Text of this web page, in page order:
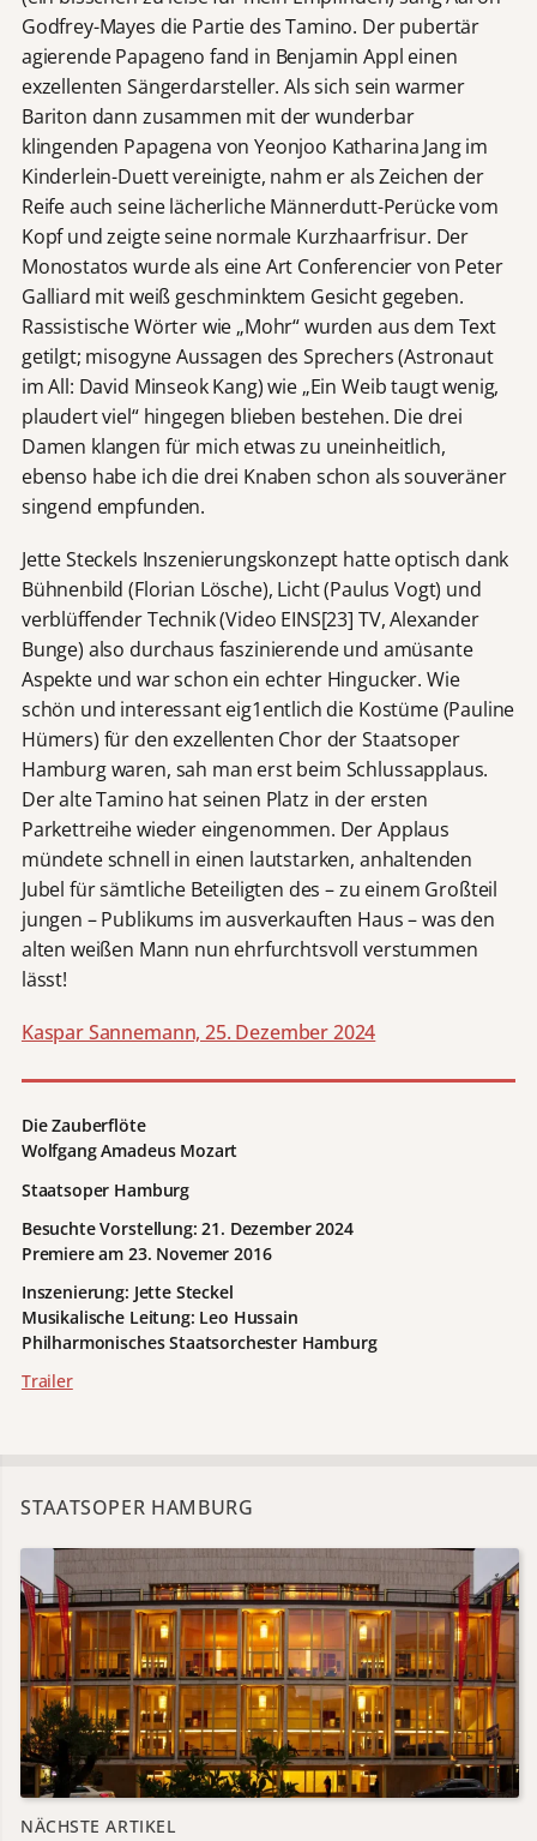
Godfrey-Mayes die Partie des Tamino. Der pubertär
agierende Papageno fand in Benjamin Appl einen
exzellenten Sängerdarsteller. Als sich sein warmer
Bariton dann zusammen mit der wunderbar
klingenden Papagena von Yeonjoo Katharina Jang im
Kinderlein-Duett vereinigte, nahm er als Zeichen der
Reife auch seine lächerliche Männerdutt-Perücke vom
Kopf und zeigte seine normale Kurzhaarfrisur. Der
Monostatos wurde als eine Art Conferencier von Peter
Galliard mit weiß geschminktem Gesicht gegeben.
Rassistische Wörter wie „Mohr“ wurden aus dem Text
getilgt; misogyne Aussagen des Sprechers (Astronaut
im All: David Minseok Kang) wie „Ein Weib taugt wenig,
plaudert viel“ hingegen blieben bestehen. Die drei
Damen klangen für mich etwas zu uneinheitlich,
ebenso habe ich die drei Knaben schon als souveräner
singend empfunden.
Jette Steckels Inszenierungskonzept hatte optisch dank
Bühnenbild (Florian Lösche), Licht (Paulus Vogt) und
verblüffender Technik (Video EINS[23] TV, Alexander
Bunge) also durchaus faszinierende und amüsante
Aspekte und war schon ein echter Hingucker. Wie
schön und interessant eig1entlich die Kostüme (Pauline
Hümers) für den exzellenten Chor der Staatsoper
Hamburg waren, sah man erst beim Schlussapplaus.
Der alte Tamino hat seinen Platz in der ersten
Parkettreihe wieder eingenommen. Der Applaus
mündete schnell in einen lautstarken, anhaltenden
Jubel für sämtliche Beteiligten des – zu einem Großteil
jungen – Publikums im ausverkauften Haus – was den
alten weißen Mann nun ehrfurchtsvoll verstummen
lässt!
Kaspar Sannemann, 25. Dezember 2024
Die Zauberflöte
Wolfgang Amadeus Mozart
Staatsoper Hamburg
Besuchte Vorstellung: 21. Dezember 2024
Premiere am 23. Novemer 2016
Inszenierung: Jette Steckel
Musikalische Leitung: Leo Hussain
Philharmonisches Staatsorchester Hamburg
Trailer
STAATSOPER HAMBURG
NÄCHSTE ARTIKEL